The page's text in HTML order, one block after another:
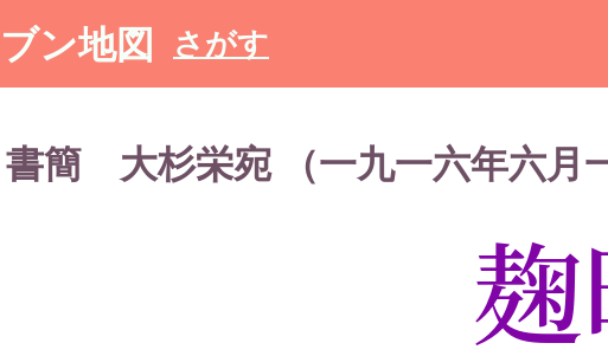
ブン地図 さがす
書簡 大杉栄宛 （一九一六年六月